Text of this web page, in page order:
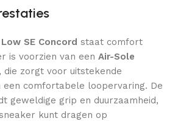
SE Concord staat comfort
is voorzien van een Air-Sole
die zorgt voor uitstekende
een comfortabele loopervaring. De
geweldige grip en duurzaamheid,
kunt dragen op